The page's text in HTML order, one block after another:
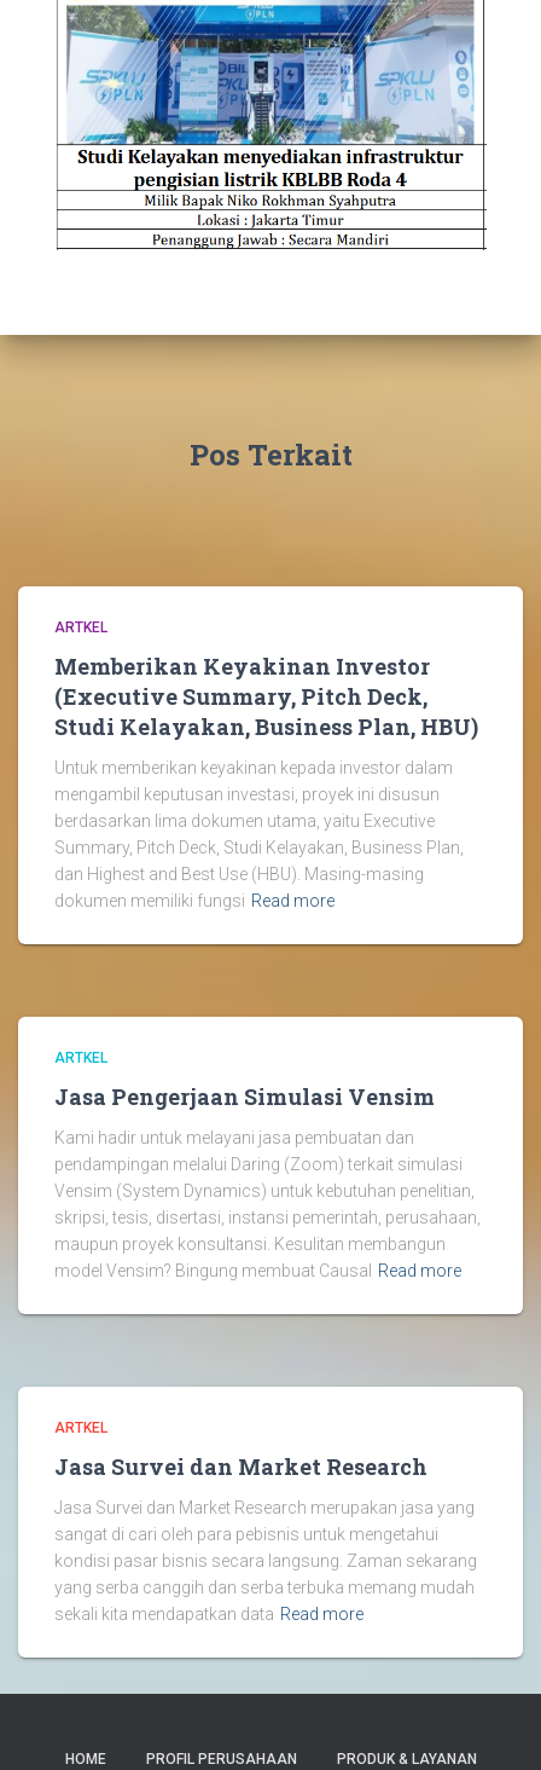
Pos Terkait
ARTKEL
Memberikan Keyakinan Investor
(Executive Summary, Pitch Deck,
Studi Kelayakan, Business Plan, HBU)
Untuk memberikan keyakinan kepada investor dalam
mengambil keputusan investasi, proyek ini disusun
berdasarkan lima dokumen utama, yaitu Executive
Summary, Pitch Deck, Studi Kelayakan, Business Plan,
dan Highest and Best Use (HBU). Masing-masing
dokumen memiliki fungsi Read more
ARTKEL
Jasa Pengerjaan Simulasi Vensim
Kami hadir untuk melayani jasa pembuatan dan
pendampingan melalui Daring (Zoom) terkait simulasi
Vensim (System Dynamics) untuk kebutuhan penelitian,
skripsi, tesis, disertasi, instansi pemerintah, perusahaan,
maupun proyek konsultansi. Kesulitan membangun
model Vensim? Bingung membuat Causal
Read more
ARTKEL
Jasa Survei dan Market Research
Jasa Survei dan Market Research merupakan jasa yang
sangat di cari oleh para pebisnis untuk mengetahui
kondisi pasar bisnis secara langsung. Zaman sekarang
yang serba canggih dan serba terbuka memang mudah
sekali kita mendapatkan data Read more
HOME PROFIL PERUSAHAAN PRODUK & LAYANAN